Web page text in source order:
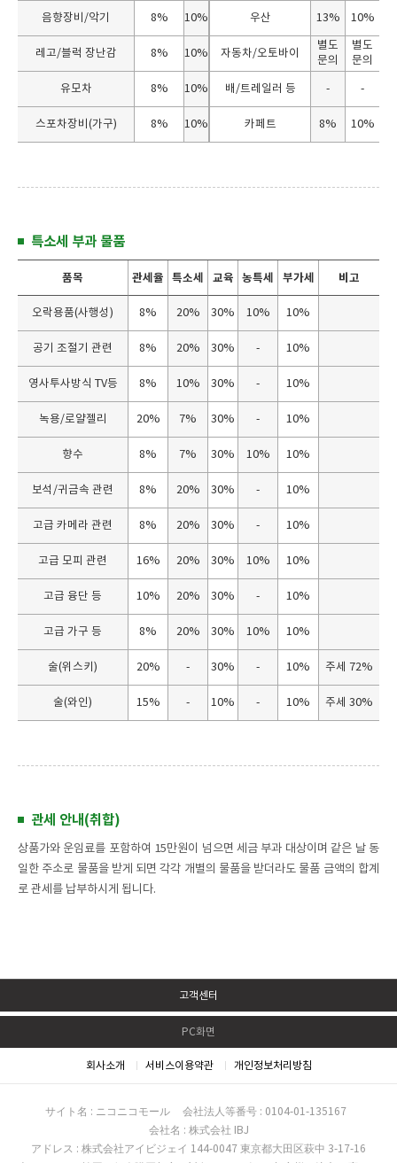
음향장비/악기 8% 10% 우산 13% 10%
레고/블럭 장난감 8% 10% 자동차/오토바이
별도
문의
별도
문의
유모차
8% 10% 배/트레일러 등 - -
스포차장비(가구) 8% 10% 카페트 8% 10%
특소세 부과 물품
세
과
품목 관세율 특소세 교육 농특세 부가세 비고
오락용품(사행성) 8% 20% 30% 10% 10%
공기 조절기 관련 8% 20% 30% - 10%
영사투사방식 TV등 8% 10% 30% - 10%
녹용/로얄젤리 20% 7% 30% - 10%
향수 8% 7% 30% 10% 10%
보석/귀금속 관련 8% 20% 30% - 10%
고급 카메라 관련 8% 20% 30% - 10%
고급 모피 관련 16% 20% 30% 10% 10%
고급 융단 등 10% 20% 30% - 10%
고급 가구 등 8% 20% 30% 10% 10%
술(위스키) 20% - 30% - 10% 주세 72%
술(와인) 15% - 10% - 10% 주세 30%
관세 안내(취합)
상품가와 운임료를 포함하여 15만원이 넘으면 세금 부과 대상이며 같은 날 동
일한 주소로 물품을 받게 되면 각각 개별의 물품을 받더라도 물품 금액의 합계
로 관세를 납부하시게 됩니다.
고객센터
PC화면
회사소개 서비스이용약관 개인정보처리방침
サイト名 : ニコニコモール
会社法人等番号 : 0104-01-135167
会社名 : 株式会社 IBJ
アドレス : 株式会社アイビジェイ 144-0047 東京都大田区萩中 3-17-16